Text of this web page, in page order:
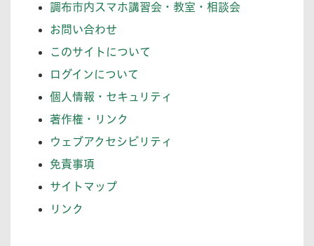
調布市内スマホ講習会・教室・相談会
お問い合わせ
このサイトについて
ログインについて
個人情報・セキュリティ
著作権・リンク
ウェブアクセシビリティ
免責事項
サイトマップ
リンク